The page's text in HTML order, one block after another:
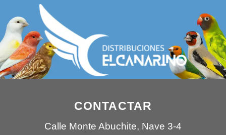
CONTACTAR
Calle Monte Abuchite, Nave 3-4